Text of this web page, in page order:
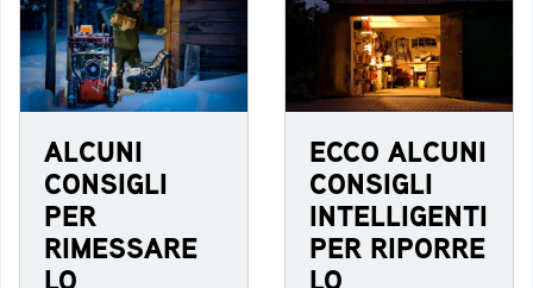
ALCUNI
CONSIGLI
PER
RIMESSARE
ECCO ALCUNI
CONSIGLI
INTELLIGENTI
PER RIPORRE